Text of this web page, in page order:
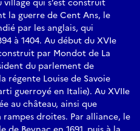
la guerre de Cent Ans, le
par les anglais, qui
à 1404. Au début du XVIe
par Mondot de La
du parlement de
régente Louise de Savoie
guerroyé en Italie). Au XVIIe
au château, ainsi que
rampes droites. Par alliance, le